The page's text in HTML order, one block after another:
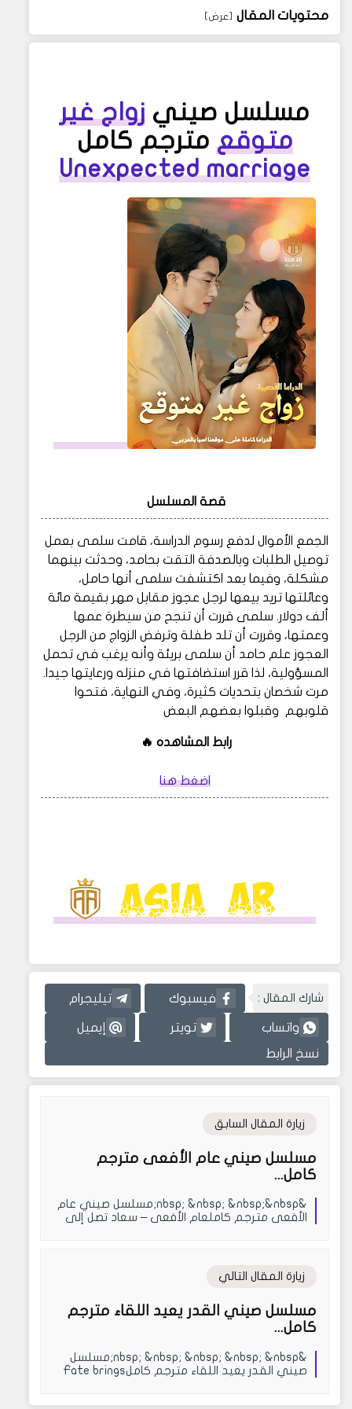
محتويات المقال
مسلسل صيني زواج غير
متوقع مترجم كامل
Unexpected marriage
قصة المسلسل
الجمع الأموال لدفع رسوم الدراسة، قامت سلمى بعمل
توصيل الطلبات وبالصدفة التقت بحامد، وحدثت بينهما
مشكلة، وفيما بعد اكتشفت سلمى أنها حامل،
وعائلتها تريد بيعها لرجل عجوز مقابل مهر بقيمة مائة
ألف دولار. سلمى قررت أن تنجح من سيطرة عمها
وعمتها، وقررت أن تلد طفلة وترفض الزواج من الرجل
العجوز علم حامد أن سلمى بريئة وأنه يرغب في تحمل
المسؤولية، لذا قرر استضافتها في منزله ورعايتها جيدا.
مرت شخصان بتحديات كثيرة، وفي النهاية، فتحوا
قلوبهم وقبلوا بعضهم البعض
رابط المشاهده 🔥
اضغط هنا
شارك المقال : فيسبوك تيليجرام
واتساب تويتر إيميل
نسخ الرابط
زيارة المقال السابق
مسلسل صيني عام الأفعى مترجم
كامل...
&nbsp; &nbsp; &nbsp;&nbsp;مسلسل صيني عام
الأفعى مترجم كاملعام الأفعى – سعاد تصل إلى
زيارة المقال التالي
مسلسل صيني القدر يعيد اللقاء مترجم
كامل...
&nbsp; &nbsp; &nbsp; &nbsp; &nbsp;مسلسل
صيني القدر يعيد اللقاء مترجم كاملFate brings